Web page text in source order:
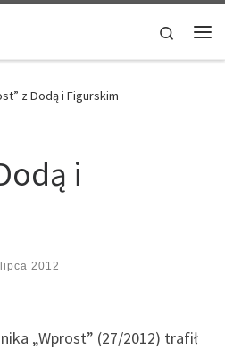
Search
z Dodą i Figurskim
i
2012
„Wprost” (27/2012) trafił